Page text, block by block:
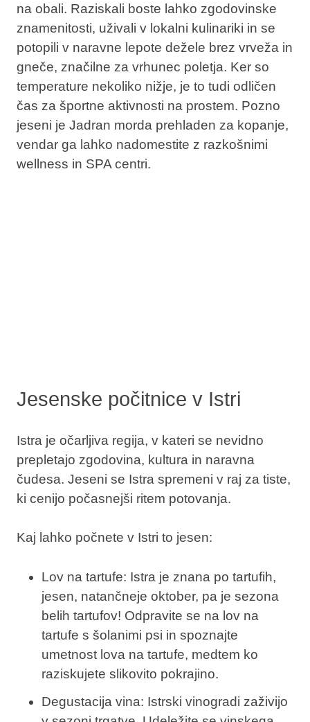
na obali. Raziskali boste lahko zgodovinske
znamenitosti, uživali v lokalni kulinariki in se
potopili v naravne lepote dežele brez vrveža in
gneče, značilne za vrhunec poletja. Ker so
temperature nekoliko nižje, je to tudi odličen
čas za športne aktivnosti na prostem. Pozno
jeseni je Jadran morda prehladen za kopanje,
vendar ga lahko nadomestite z razkošnimi
wellness in SPA centri.
Jesenske počitnice v Istri
Istra je očarljiva regija, v kateri se nevidno
prepletajo zgodovina, kultura in naravna
čudesa. Jeseni se Istra spremeni v raj za tiste,
ki cenijo počasnejši ritem potovanja.
Kaj lahko počnete v Istri to jesen:
Lov na tartufe: Istra je znana po tartufih,
jesen, natančneje oktober, pa je sezona
belih tartufov! Odpravite se na lov na
tartufe s šolanimi psi in spoznajte
umetnost lova na tartufe, medtem ko
raziskujete slikovito pokrajino.
Degustacija vina: Istrski vinogradi zaživijo